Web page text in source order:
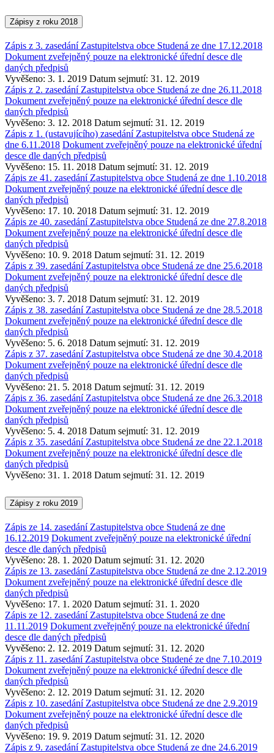
Zápisy z roku 2018
Zápis z 3. zasedání Zastupitelstva obce Studená ze dne 17.12.2018
Dokument zveřejněný pouze na elektronické úřední desce dle
daných předpisů
Vyvěšeno: 3. 1. 2019 Datum sejmutí: 31. 12. 2019
Zápis z 2. zasedání Zastupitelstva obce Studená ze dne 26.11.2018
Dokument zveřejněný pouze na elektronické úřední desce dle
daných předpisů
Vyvěšeno: 3. 12. 2018 Datum sejmutí: 31. 12. 2019
Zápis z 1. (ustavujícího) zasedání Zastupitelstva obce Studená ze
dne 6.11.2018 Dokument zveřejněný pouze na elektronické úřední
desce dle daných předpisů
Vyvěšeno: 15. 11. 2018 Datum sejmutí: 31. 12. 2019
Zápis ze 41. zasedání Zastupitelstva obce Studená ze dne 1.10.2018
Dokument zveřejněný pouze na elektronické úřední desce dle
daných předpisů
Vyvěšeno: 17. 10. 2018 Datum sejmutí: 31. 12. 2019
Zápis ze 40. zasedání Zastupitelstva obce Studená ze dne 27.8.2018
Dokument zveřejněný pouze na elektronické úřední desce dle
daných předpisů
Vyvěšeno: 10. 9. 2018 Datum sejmutí: 31. 12. 2019
Zápis z 39. zasedání Zastupitelstva obce Studená ze dne 25.6.2018
Dokument zveřejněný pouze na elektronické úřední desce dle
daných předpisů
Vyvěšeno: 3. 7. 2018 Datum sejmutí: 31. 12. 2019
Zápis z 38. zasedání Zastupitelstva obce Studená ze dne 28.5.2018
Dokument zveřejněný pouze na elektronické úřední desce dle
daných předpisů
Vyvěšeno: 5. 6. 2018 Datum sejmutí: 31. 12. 2019
Zápis z 37. zasedání Zastupitelstva obce Studená ze dne 30.4.2018
Dokument zveřejněný pouze na elektronické úřední desce dle
daných předpisů
Vyvěšeno: 21. 5. 2018 Datum sejmutí: 31. 12. 2019
Zápis z 36. zasedání Zastupitelstva obce Studená ze dne 26.3.2018
Dokument zveřejněný pouze na elektronické úřední desce dle
daných předpisů
Vyvěšeno: 5. 4. 2018 Datum sejmutí: 31. 12. 2019
Zápis z 35. zasedání Zastupitelstva obce Studená ze dne 22.1.2018
Dokument zveřejněný pouze na elektronické úřední desce dle
daných předpisů
Vyvěšeno: 31. 1. 2018 Datum sejmutí: 31. 12. 2019
Zápisy z roku 2019
Zápis ze 14. zasedání Zastupitelstva obce Studená ze dne
16.12.2019 Dokument zveřejněný pouze na elektronické úřední
desce dle daných předpisů
Vyvěšeno: 28. 1. 2020 Datum sejmutí: 31. 12. 2020
Zápis ze 13. zasedání Zastupitelstva obce Studená ze dne 2.12.2019
Dokument zveřejněný pouze na elektronické úřední desce dle
daných předpisů
Vyvěšeno: 17. 1. 2020 Datum sejmutí: 31. 1. 2020
Zápis ze 12. zasedání Zastupitelstva obce Studená ze dne
11.11.2019 Dokument zveřejněný pouze na elektronické úřední
desce dle daných předpisů
Vyvěšeno: 2. 12. 2019 Datum sejmutí: 31. 12. 2020
Zápis z 11. zasedání Zastupitelstva obce Studené ze dne 7.10.2019
Dokument zveřejněný pouze na elektronické úřední desce dle
daných předpisů
Vyvěšeno: 2. 12. 2019 Datum sejmutí: 31. 12. 2020
Zápis z 10. zasedání Zastupitelstva obce Studená ze dne 2.9.2019
Dokument zveřejněný pouze na elektronické úřední desce dle
daných předpisů
Vyvěšeno: 19. 9. 2019 Datum sejmutí: 31. 12. 2020
Zápis z 9. zasedání Zastupitelstva obce Studená ze dne 24.6.2019